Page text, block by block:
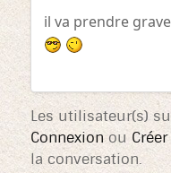
il va prendre
Les utilisateur(s)
Connexionou
la conversation.